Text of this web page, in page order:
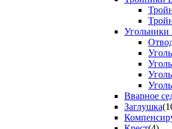
Угольники
Вварное
Заглушка